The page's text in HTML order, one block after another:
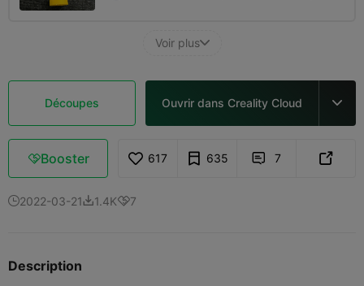
Voir plus
Découpes Ouvrir dans Creality Cloud 
Booster 617 635  7 
2022-03-211.4K7
Description